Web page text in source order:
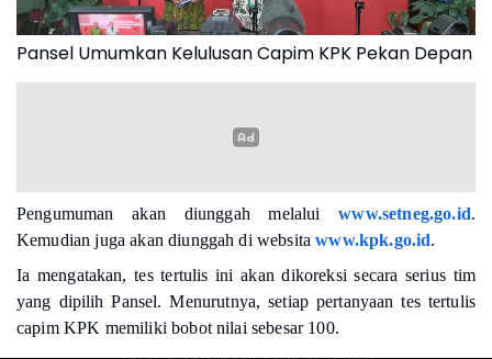
Pansel Umumkan Kelulusan Capim KPK Pekan Depan
Pengumuman akan diunggah melaluiwww.setneg.go.id.
Kemudian juga akan diunggah di websitawww.kpk.go.id.
Ia mengatakan, tes tertulis ini akan dikoreksi secara serius tim
yang dipilih Pansel. Menurutnya, setiap pertanyaan tes tertulis
capim KPK memiliki bobot nilai sebesar 100.